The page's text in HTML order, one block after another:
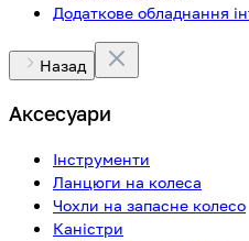
Додаткове обладнання
Назад
Аксесуари
Інструменти
Ланцюги на колеса
Чохли на запасне колесо
Каністри